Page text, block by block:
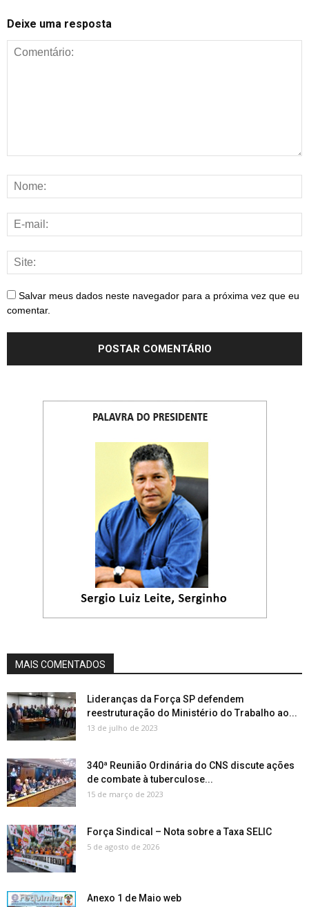
Deixe uma resposta
Salvar meus dados neste navegador para a próxima vez que eu
comentar.
MAIS COMENTADOS
Lideranças da Força SP defendem
reestruturação do Ministério do Trabalho ao...
13 de julho de 2023
340ª Reunião Ordinária do CNS discute ações
de combate à tuberculose...
15 de março de 2023
Força Sindical – Nota sobre a Taxa SELIC
5 de agosto de 2026
Anexo 1 de Maio web